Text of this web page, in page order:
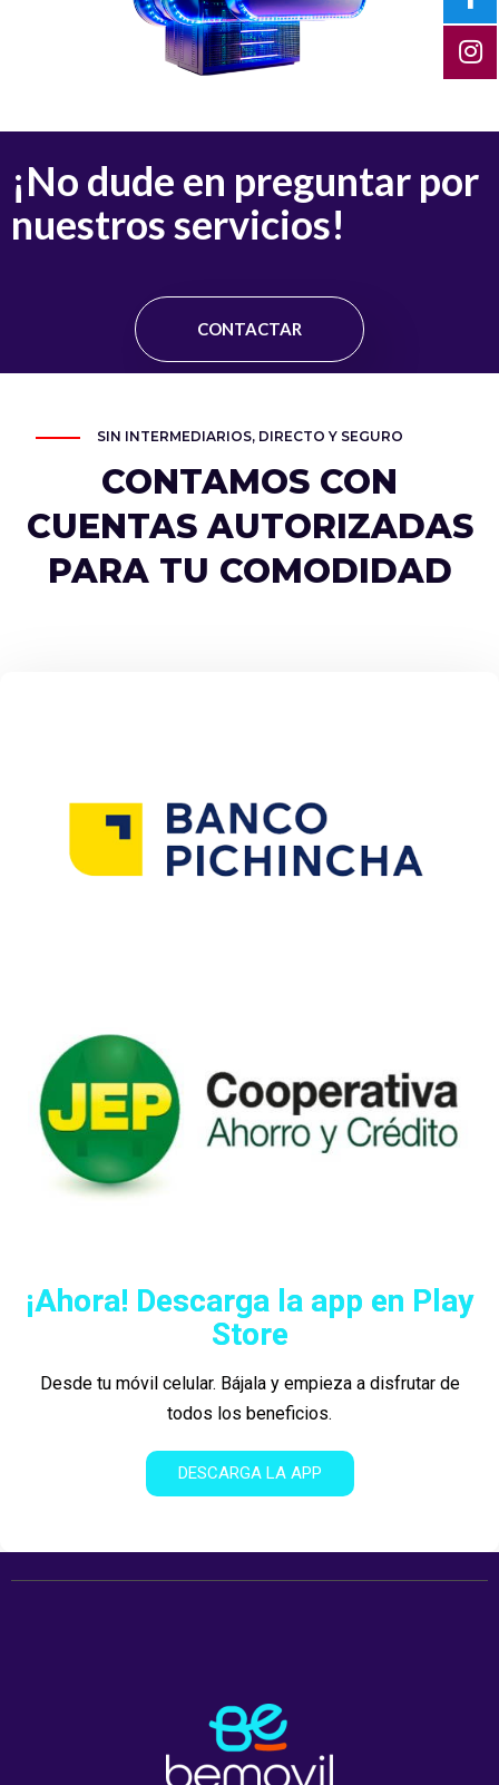
¡No dude en preguntar por
nuestros servicios!
CONTACTAR
SIN INTERMEDIARIOS, DIRECTO Y SEGURO
CONTAMOS CON
CUENTAS AUTORIZADAS
PARA TU COMODIDAD
¡Ahora! Descarga la app en Play
Store
Desde tu móvil celular. Bájala y empieza a disfrutar de
todos los beneficios.
DESCARGA LA APP